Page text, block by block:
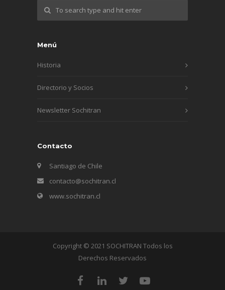
Menú
Historia
Directorio y Socios
Newsletter Sochitran
Contacto
Santiago de Chile
contacto@sochitran.cl
www.sochitran.cl
Copyright © 2021 SOCHITRAN Todos los
Derechos Reservados